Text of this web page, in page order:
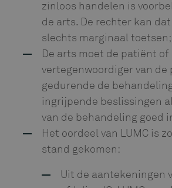
zinloos handelen is
de arts. De rechter kan
slechts marginaal toetsen;
De arts moet de patiënt of
vertegenwoordiger van de
gedurende de
ingrijpende beslissingen
van de behandeling goed
Het oordeel van LUMC is
stand gekomen:
Uit de aantekeningen